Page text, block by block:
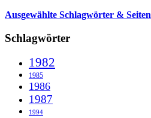
Ausgewählte Schlagwörter & Seiten
Schlagwörter
1982
1985
1986
1987
1994